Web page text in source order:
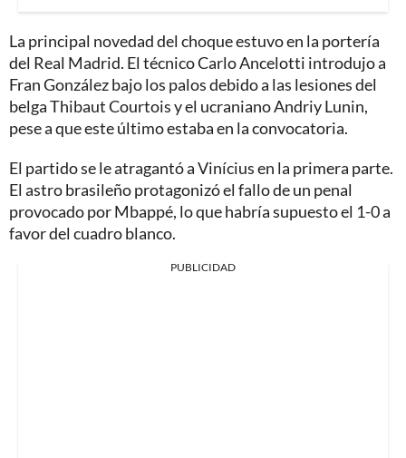
La principal novedad del choque estuvo en la portería
del Real Madrid. El técnico Carlo Ancelotti introdujo a
Fran González bajo los palos debido a las lesiones del
belga Thibaut Courtois y el ucraniano Andriy Lunin,
pese a que este último estaba en la convocatoria.
El partido se le atragantó a Vinícius en la primera parte.
El astro brasileño protagonizó el fallo de un penal
provocado por Mbappé, lo que habría supuesto el 1-0 a
favor del cuadro blanco.
PUBLICIDAD